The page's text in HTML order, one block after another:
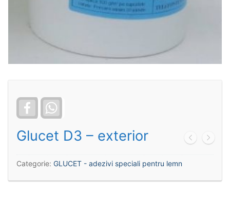
Facebook
Glucet D3 – exterior
Categorie: GLUCET - adezivi speciali pentru lemn